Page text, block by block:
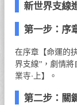
新世界支線
第一步：序
在序章【命運的
界支線”，劇情
業寺·上】。
第二步：關